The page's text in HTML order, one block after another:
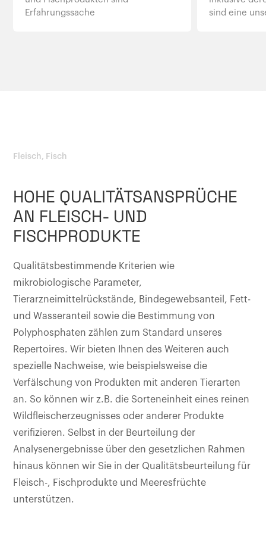
Erfahrungssache
sind eine
Fleisch, Fisch
HOHE QUALITÄTSANSPRÜCHE
AN FLEISCH- UND
FISCHPRODUKTE
Qualitätsbestimmende Kriterien wie
mikrobiologische Parameter,
Tierarzneimittelrückstände, Bindegewebsanteil, Fett-
und Wasseranteil sowie die Bestimmung von
Polyphosphaten zählen zum Standard unseres
Repertoires. Wir bieten Ihnen des Weiteren auch
spezielle Nachweise, wie beispielsweise die
Verfälschung von Produkten mit anderen Tierarten
an. So können wir z.B. die Sorteneinheit eines reinen
Wildfleischerzeugnisses oder anderer Produkte
verifizieren. Selbst in der Beurteilung der
Analysenergebnisse über den gesetzlichen Rahmen
hinaus können wir Sie in der Qualitätsbeurteilung für
Fleisch-, Fischprodukte und Meeresfrüchte
unterstützen.